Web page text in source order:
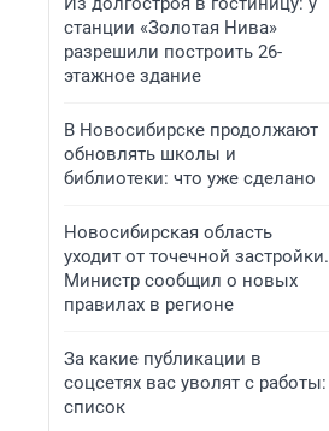
станции «Золотая Нива»
разрешили построить 26-
этажное здание
В Новосибирске продолжают
обновлять школы и
библиотеки: что уже сделано
Новосибирская область
уходит от точечной застройки.
Министр сообщил о новых
правилах в регионе
За какие публикации в
соцсетях вас уволят с работы:
список